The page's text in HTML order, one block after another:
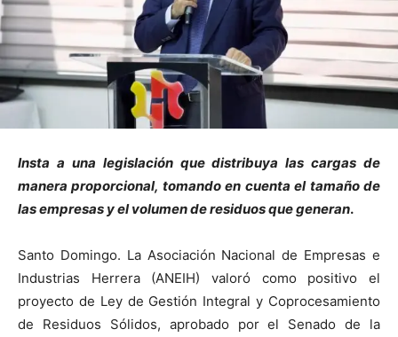
Insta a una legislación que distribuya las cargas de
manera proporcional, tomando en cuenta el tamaño de
las empresas y el volumen de residuos que generan.
Santo Domingo. La Asociación Nacional de Empresas e
Industrias Herrera (ANEIH) valoró como positivo el
proyecto de Ley de Gestión Integral y Coprocesamiento
de Residuos Sólidos, aprobado por el Senado de la